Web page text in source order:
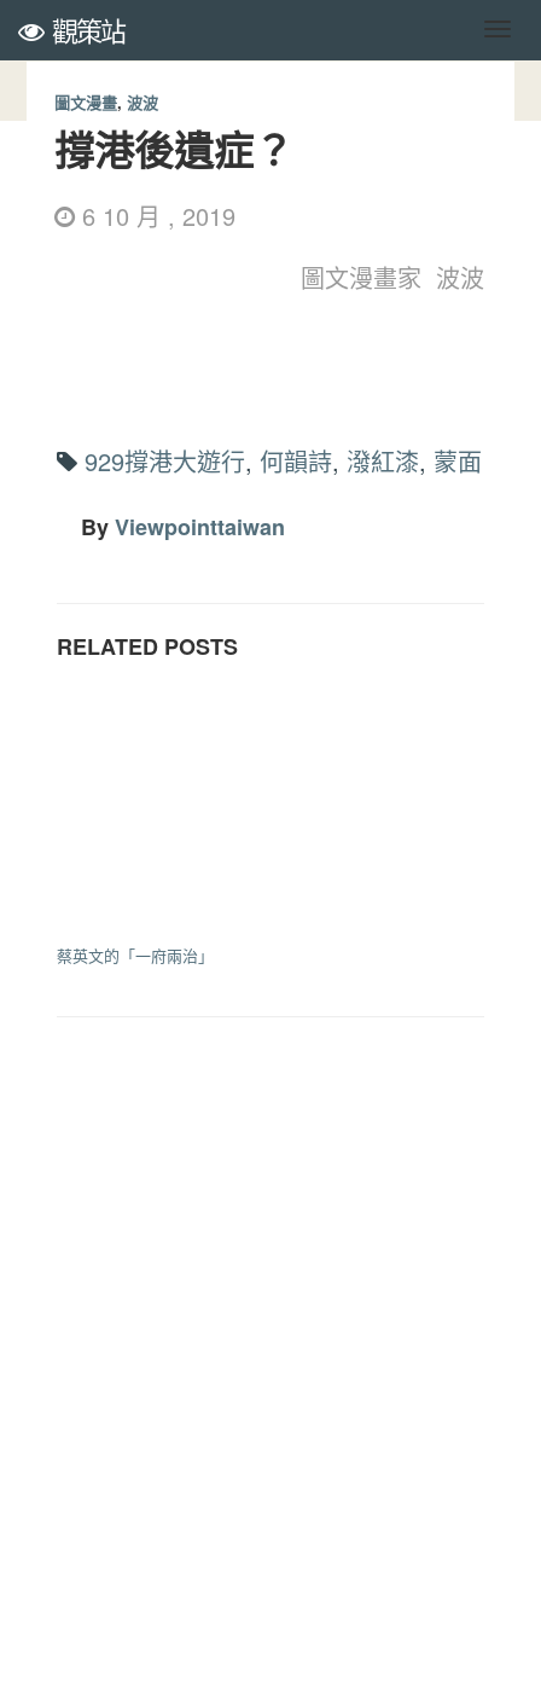
觀策站
圖文漫畫, 波波
撐港後遺症？
6 10 月 , 2019
圖文漫畫家 波波
929撐港大遊行, 何韻詩, 潑紅漆, 蒙面
ByViewpointtaiwan
RELATED POSTS
蔡英文的「一府兩治」